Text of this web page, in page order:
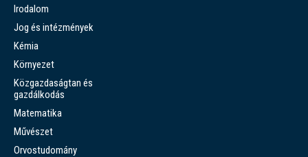
Irodalom
Jog és intézmények
Kémia
Környezet
Közgazdaságtan és
gazdálkodás
Matematika
Művészet
Orvostudomány